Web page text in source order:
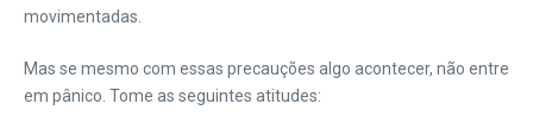
movimentadas.
Mas se mesmo com essas precauções algo acontecer, não entre
em pânico. Tome as seguintes atitudes: